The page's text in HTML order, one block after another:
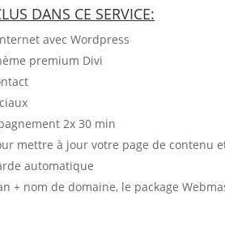
DANS CE SERVICE:
avec Wordpress
premium Divi
2x 30 min
mettre à jour votre page de contenu
automatique
+ nom de domaine, le package